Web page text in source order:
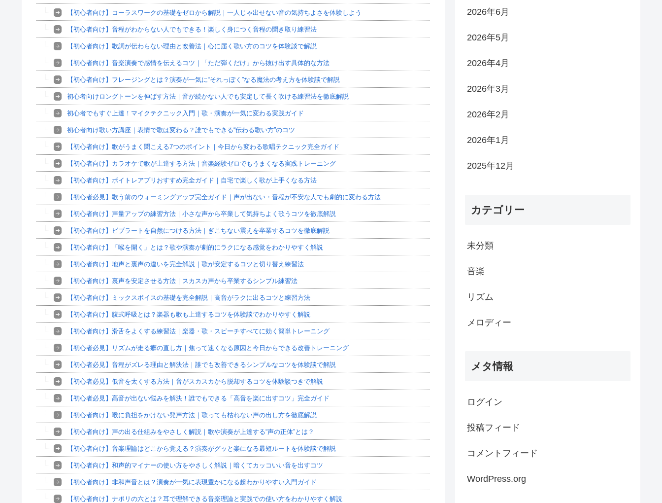
【初心者向け】コーラスワークの基礎をゼロから解説｜一人じゃ出せない音の気持ちよさを体験しよう
【初心者向け】音程がわからない人でもできる！楽しく身につく音程の聞き取り練習法
【初心者向け】歌詞が伝わらない理由と改善法｜心に届く歌い方のコツを体験談で解説
【初心者向け】音楽演奏で感情を伝えるコツ｜「ただ弾くだけ」から抜け出す具体的な方法
【初心者向け】フレージングとは？演奏が一気に“それっぽく”なる魔法の考え方を体験談で解説
初心者向けロングトーンを伸ばす方法｜音が続かない人でも安定して長く吹ける練習法を徹底解説
初心者でもすぐ上達！マイクテクニック入門｜歌・演奏が一気に変わる実践ガイド
初心者向け歌い方講座｜表情で歌は変わる？誰でもできる“伝わる歌い方”のコツ
【初心者向け】歌がうまく聞こえる7つのポイント｜今日から変わる歌唱テクニック完全ガイド
【初心者向け】カラオケで歌が上達する方法｜音楽経験ゼロでもうまくなる実践トレーニング
【初心者向け】ボイトレアプリおすすめ完全ガイド｜自宅で楽しく歌が上手くなる方法
【初心者必見】歌う前のウォーミングアップ完全ガイド｜声が出ない・音程が不安な人でも劇的に変わる方法
【初心者向け】声量アップの練習方法｜小さな声から卒業して気持ちよく歌うコツを徹底解説
【初心者向け】ビブラートを自然につける方法｜ぎこちない震えを卒業するコツを徹底解説
【初心者向け】「喉を開く」とは？歌や演奏が劇的にラクになる感覚をわかりやすく解説
【初心者向け】地声と裏声の違いを完全解説｜歌が安定するコツと切り替え練習法
【初心者向け】裏声を安定させる方法｜スカスカ声から卒業するシンプル練習法
【初心者向け】ミックスボイスの基礎を完全解説｜高音がラクに出るコツと練習方法
【初心者向け】腹式呼吸とは？楽器も歌も上達するコツを体験談でわかりやすく解説
【初心者向け】滑舌をよくする練習法｜楽器・歌・スピーチすべてに効く簡単トレーニング
【初心者必見】リズムが走る癖の直し方｜焦って速くなる原因と今日からできる改善トレーニング
【初心者必見】音程がズレる理由と解決法｜誰でも改善できるシンプルなコツを体験談で解説
【初心者必見】低音を太くする方法｜音がスカスカから脱却するコツを体験談つきで解説
【初心者必見】高音が出ない悩みを解決！誰でもできる「高音を楽に出すコツ」完全ガイド
【初心者向け】喉に負担をかけない発声方法｜歌っても枯れない声の出し方を徹底解説
【初心者向け】声の出る仕組みをやさしく解説｜歌や演奏が上達する“声の正体”とは？
【初心者向け】音楽理論はどこから覚える？演奏がグッと楽になる最短ルートを体験談で解説
【初心者向け】和声的マイナーの使い方をやさしく解説｜暗くてカッコいい音を出すコツ
【初心者向け】非和声音とは？演奏が一気に表現豊かになる超わかりやすい入門ガイド
【初心者向け】ナポリの六とは？耳で理解できる音楽理論と実践での使い方をわかりやすく解説
2026年6月
2026年5月
2026年4月
2026年3月
2026年2月
2026年1月
2025年12月
カテゴリー
未分類
音楽
リズム
メロディー
メタ情報
ログイン
投稿フィード
コメントフィード
WordPress.org